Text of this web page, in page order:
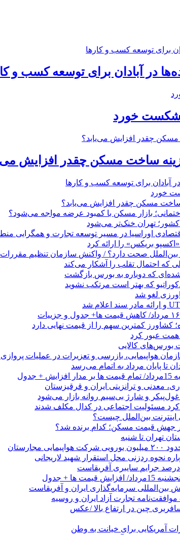
در آبادان برای توسعه کسب‌ و
شکست خورد
هزینه ساخت مسکن چقدر افزایش
برای توسعه کسب‌ و کارها
خورد
ساخت مسکن چقدر افزایش می‌یابد؟
بازار مسکن با کمبود عرضه مواجه می‌شود؟
تهران خنک‌تر می‌شود
اوراسیا در مسیر توسعه تجارت و همگرایی
بریکس» را ارائه کرد
که دوباره به بورس بازگشت
لغو شد
کشاورز کمترین سهم را از قیمت نهایی دارد
هواپیمایی، بازرسی و تعزیرات در عملیات پروازی
تا پایان مرداد به اتمام می‌رسد
معدنی و ترانزیتی ایران و قرقیزستان
مسئولیت اجتماعی در کدال مکلف شدند
جهش قیمت مسکن؛ کدام برنده شد؟
تهران تا شنبه
نحوه ردزنی محل استقرار شهید لاریجانی
ها + جدول
بین‌المللی سرمایه‌گذاری ایران و آفریقاست
تجارت آزاد ایران و روسیه
چین در ارتفاع بالا /عکس
آمریکایی برای خیانت به وطن